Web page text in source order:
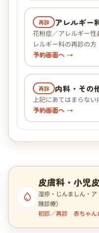
再診 アレルギー
花粉症／アレルギー
レルギー科の再診の方
予約画面へ →
再診 内科・その
上記にあてはまらない
予約画面へ →
皮膚科・小児
湿疹・じんましん・
険診療）
初診／再診 赤ちゃん